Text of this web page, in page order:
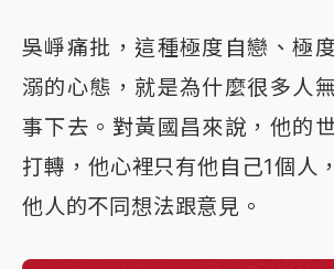
吳崢痛批，這種極度自戀、極
溺的心態，就是為什麼很多人
事下去。對黃國昌來說，他的
打轉，他心裡只有他自己1個人
他人的不同想法跟意見。